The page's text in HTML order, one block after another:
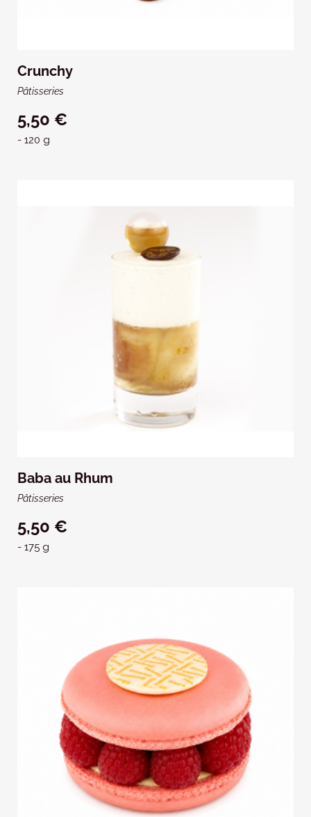
Crunchy
Pâtisseries
5,50 €
- 120 g
Baba au Rhum
Pâtisseries
5,50 €
- 175 g